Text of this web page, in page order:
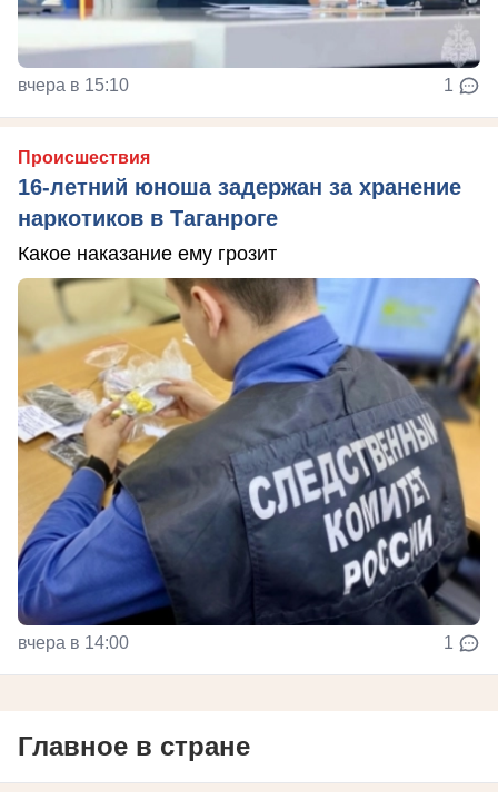
вчера в 15:10 1
Происшествия
16-летний юноша задержан за хранение
наркотиков в Таганроге
Какое наказание ему грозит
вчера в 14:00 1
Главное в стране